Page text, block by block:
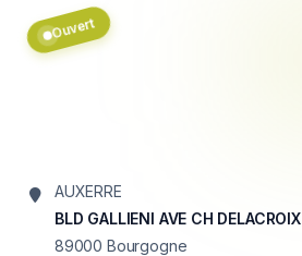
Ouvert
AUXERRE
BLD GALLIENI AVE CH DELACROIX
89000 Bourgogne